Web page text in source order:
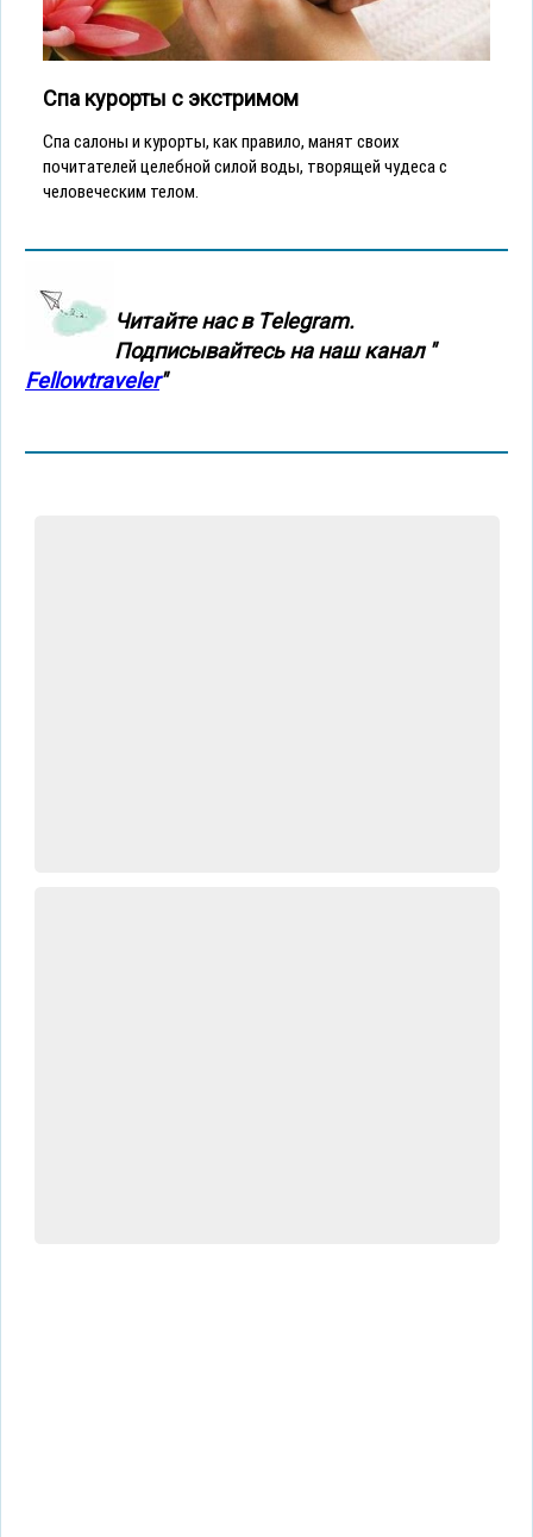
Спа курорты с экстримом
Спа салоны и курорты, как правило, манят своих
почитателей целебной силой воды, творящей чудеса с
человеческим телом.
Читайте нас в Тelegram.
Подписывайтесь на наш канал "
Fellowtraveler"